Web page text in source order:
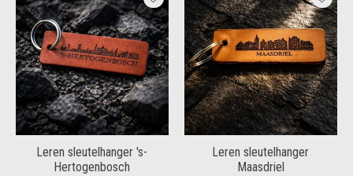
Leren sleutelhanger 's-
Hertogenbosch
Leren sleutelhanger
Maasdriel